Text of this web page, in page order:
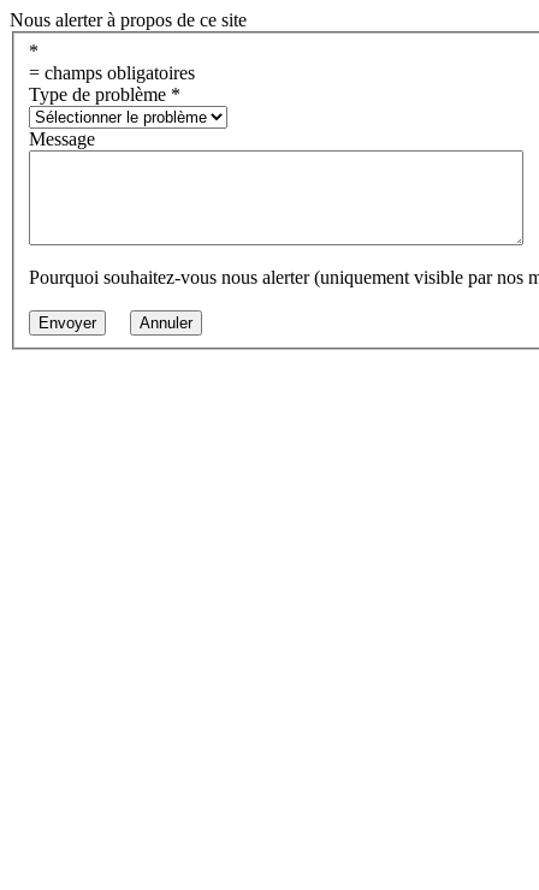
Nous alerter à propos de ce site
*
= champs obligatoires
Type de problème *
Message
Pourquoi souhaitez-vous nous alerter (uniquement visible par nos